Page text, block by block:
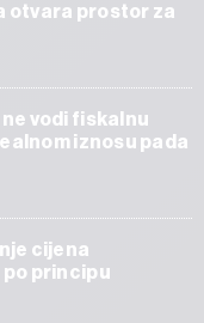
otvara prostor za
vodi fiskalnu
iznosu pada
cijena
principu